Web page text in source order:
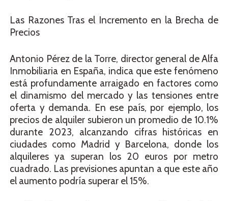
Las Razones Tras el Incremento en la Brecha de
Precios
Antonio Pérez de la Torre, director general de Alfa
Inmobiliaria en España, indica que este fenómeno
está profundamente arraigado en factores como
el dinamismo del mercado y las tensiones entre
oferta y demanda. En ese país, por ejemplo, los
precios de alquiler subieron un promedio de 10.1%
durante 2023, alcanzando cifras históricas en
ciudades como Madrid y Barcelona, donde los
alquileres ya superan los 20 euros por metro
cuadrado. Las previsiones apuntan a que este año
el aumento podría superar el 15%.